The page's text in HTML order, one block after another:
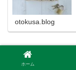
otokusa.blog
ホーム